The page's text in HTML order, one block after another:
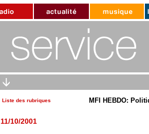
Liste des rubriques MFI HEBDO:
11/10/2001